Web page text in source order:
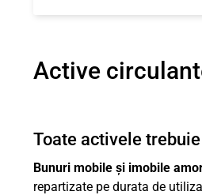
Active
Toate activele
Bunuri mobile și imobile
repartizate pe durata de